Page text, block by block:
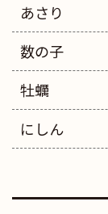
あさり
数の子
牡蠣
にしん